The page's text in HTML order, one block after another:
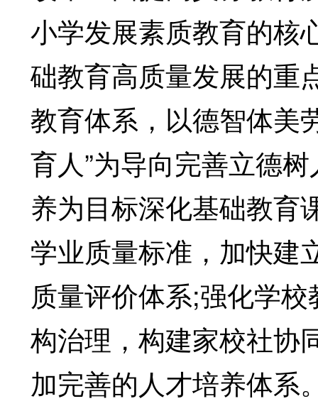
小学发展素质教育的核
础教育高质量发展的重
教育体系，以德智体美
育人”为导向完善立德
养为目标深化基础教育
学业质量标准，加快建
质量评价体系;强化学
构治理，构建家校社协
加完善的人才培养体系